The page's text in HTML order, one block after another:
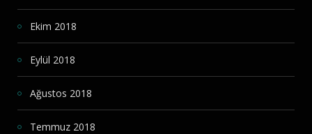
Ekim 2018
Eylül 2018
Ağustos 2018
Temmuz 2018